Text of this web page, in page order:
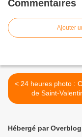
Commentaires
Ajouter
< 24 heures photo : Crêpes
de Saint-
Hébergé par Overblog